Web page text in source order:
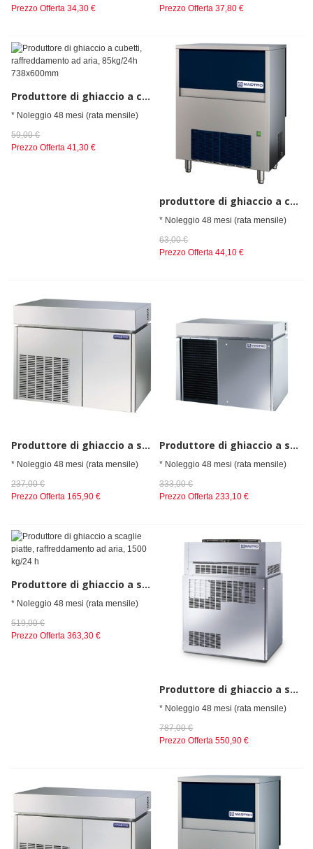
Prezzo Offerta 34,30 €
Prezzo Offerta 37,80 €
Produttore di ghiaccio a cubetti, raffreddamento ad aria, 85kg/24h 738x600mm
* Noleggio 48 mesi (rata mensile)
59,00 €
Prezzo Offerta 41,30 €
produttore di ghiaccio a cubetti, raffreddamento ad aria, 88 kg/24 h
* Noleggio 48 mesi (rata mensile)
63,00 €
Prezzo Offerta 44,10 €
Produttore di ghiaccio a scaglie piatte, produzione 400kg/24h
* Noleggio 48 mesi (rata mensile)
237,00 €
Prezzo Offerta 165,90 €
Produttore di ghiaccio a scaglie piatte, produzione 900kg/24h
* Noleggio 48 mesi (rata mensile)
333,00 €
Prezzo Offerta 233,10 €
Produttore di ghiaccio a scaglie piatte, raffreddamento ad aria, 1500 kg/24 h
* Noleggio 48 mesi (rata mensile)
519,00 €
Prezzo Offerta 363,30 €
Produttore di ghiaccio a scaglie piatte, raffreddamento ad aria, 2200 kg/24 h
* Noleggio 48 mesi (rata mensile)
787,00 €
Prezzo Offerta 550,90 €